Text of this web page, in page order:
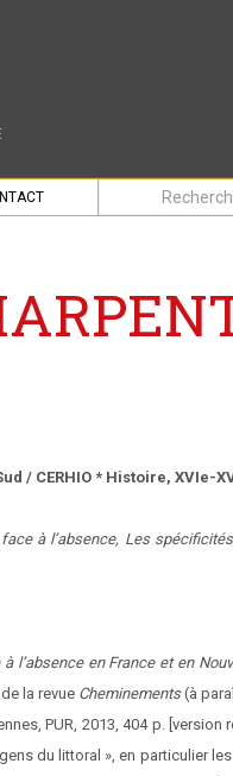
/ CERHIO * Histoire, XVIe-
à l’absence, Les spécificités
l’absence en France et en
la revue Cheminements(à
PUR, 2013, 404 p. [version
du littoral », en particulier